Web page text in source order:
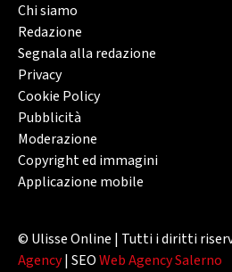
Chi siamo
Redazione
Segnala alla redazione
Privacy
Cookie Policy
Pubblicità
Moderazione
Copyright ed immagini
Applicazione mobile
© Ulisse Online | Tutti i diritti
Agency| SEOWeb Agency Salerno